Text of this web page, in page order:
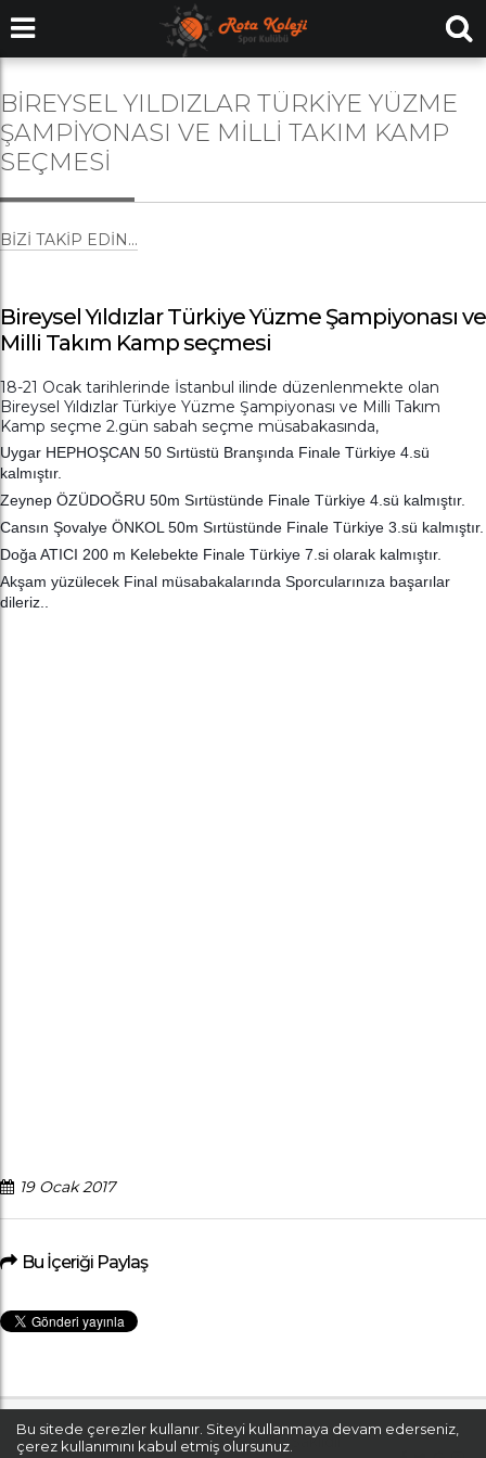
BIREYSEL YILDIZLAR TÜRKIYE YÜZME
ŞAMPIYONASI VE MILLI TAKIM KAMP
SEÇMESI
BIZI TAKIP EDIN...
Bireysel Yıldızlar Türkiye Yüzme Şampiyonası ve
Milli Takım Kamp seçmesi
18-21 Ocak tarihlerinde İstanbul ilinde düzenlenmekte olan
Bireysel Yıldızlar Türkiye Yüzme Şampiyonası ve Milli Takım
Kamp seçme 2.gün sabah seçme müsabakasında,
Uygar HEPHOŞCAN 50 Sırtüstü Branşında Finale Türkiye 4.sü
kalmıştır.
Zeynep ÖZÜDOĞRU 50m Sırtüstünde Finale Türkiye 4.sü kalmıştır.
Cansın Şovalye ÖNKOL 50m Sırtüstünde Finale Türkiye 3.sü kalmıştır.
Doğa ATICI 200 m Kelebekte Finale Türkiye 7.si olarak kalmıştır.
Akşam yüzülecek Final müsabakalarında Sporcularınıza başarılar
dileriz..
19 Ocak 2017
Bu İçeriği Paylaş
© Rota Koleji 2017 Tüm Hakları Saklıdır.
Bu sitede çerezler kullanır. Siteyi kullanmaya devam ederseniz,
çerez kullanımını kabul etmiş olursunuz.